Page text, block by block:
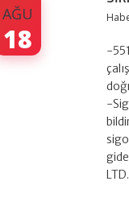
AĞU
18
-
-